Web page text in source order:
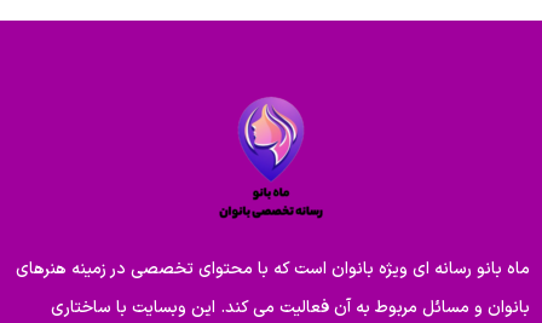
ماه بانو رسانه ای ویژه بانوان است که با محتوای تخصصی در زمینه هنرهای
بانوان و مسائل مربوط به آن فعالیت می کند. این وبسایت با ساختاری